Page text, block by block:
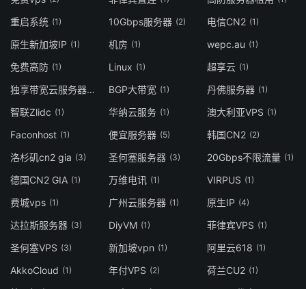
重启系统 (1) 10Gbps服务器 (2) 电信CN2 (1)
原生新加坡IP (1) 机房 (1) wepc.au (1)
免费高防 (1) Linux (1) 超享云 (1)
独享带宽云服务器
(1) BGP大带宽 (1) 丹佛服务器 (1)
智联Zlidc (1) 华纳云服务 (1) 澳大利亚VPS (1)
Faconhost (1) 便宜服务器 (5) 韩国CN2 (2)
洛杉矶cn2 gia (3) 圣何塞服务器 (3) 20Gbps不限流量 (1)
德国CN2 GIA (1) 万维电讯 (1) VIRPUS (1)
费城vps (1) 广州云服务器 (1) 原生IP (4)
达拉斯服务器 (3) DiyVM (1) 菲律宾VPS (1)
圣何塞VPS (3) 新加坡vpn (1) 阿里云618 (1)
AkkoCloud (1) 年付VPS (2) 荷兰CU2 (1)